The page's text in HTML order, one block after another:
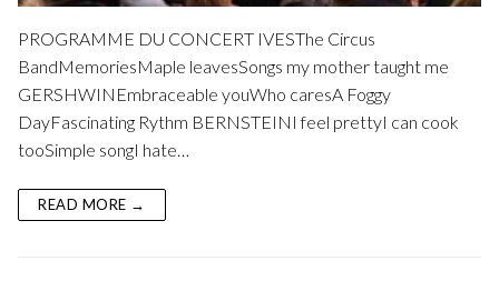
PROGRAMME DU CONCERT IVESThe Circus
BandMemoriesMaple leavesSongs my mother taught me
GERSHWINEmbraceable youWho caresA Foggy
DayFascinating Rythm BERNSTEINI feel prettyI can cook
tooSimple songI hate…
READ MORE →